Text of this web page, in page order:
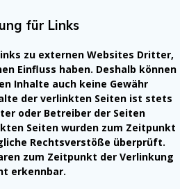
für Links
zu externen Websites Dritter,
Einfluss haben. Deshalb können
Inhalte auch keine Gewähr
der verlinkten Seiten ist stets
oder Betreiber der Seiten
Seiten wurden zum Zeitpunkt
Rechtsverstöße überprüft.
zum Zeitpunkt der Verlinkung
erkennbar.